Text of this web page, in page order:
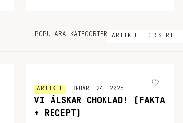
POPULÄRA KATEGORIER ARTIKEL DESSERT
ARTIKEL FEBRUARI 24, 2025
VI ÄLSKAR CHOKLAD! (FAKTA
+ RECEPT)